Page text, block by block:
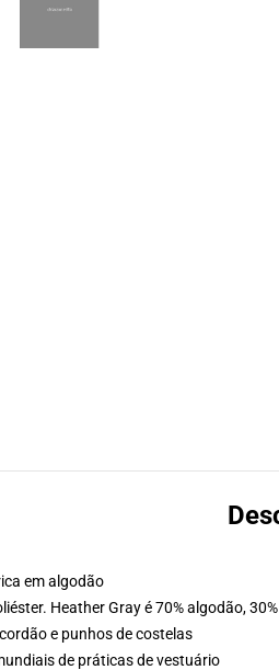
em algodão
Heather Gray é 70% algodão,
e punhos de costelas
de práticas de vestuário